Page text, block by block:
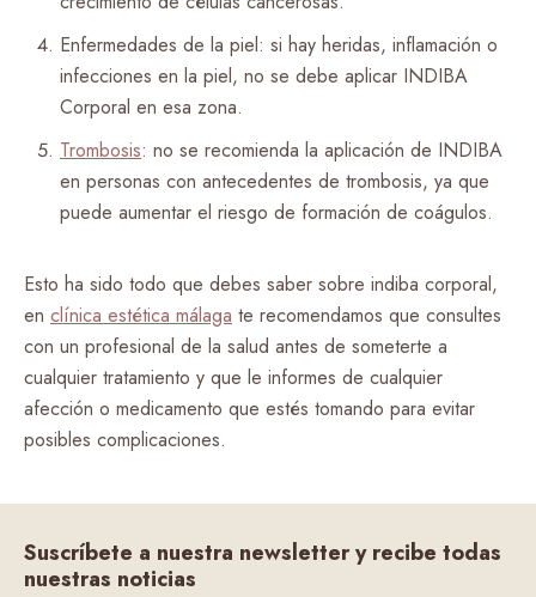
Enfermedades de la piel: si hay heridas, inflamación o
infecciones en la piel, no se debe aplicar INDIBA
Corporal en esa zona.
Trombosis: no se recomienda la aplicación de INDIBA
en personas con antecedentes de trombosis, ya que
puede aumentar el riesgo de formación de coágulos.
Esto ha sido todo que debes saber sobre indiba corporal,
en clínica estética málaga te recomendamos que consultes
con un profesional de la salud antes de someterte a
cualquier tratamiento y que le informes de cualquier
afección o medicamento que estés tomando para evitar
posibles complicaciones.
Suscríbete a nuestra newsletter y recibe todas
nuestras noticias